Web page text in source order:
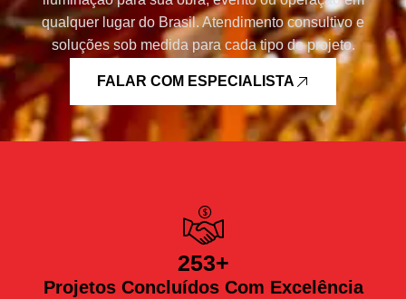
qualquer lugar do Brasil. Atendimento consultivo e
soluções sob medida para cada tipo de projeto.
FALAR COM ESPECIALISTA
Projetos Concluídos Com Excelência
253+